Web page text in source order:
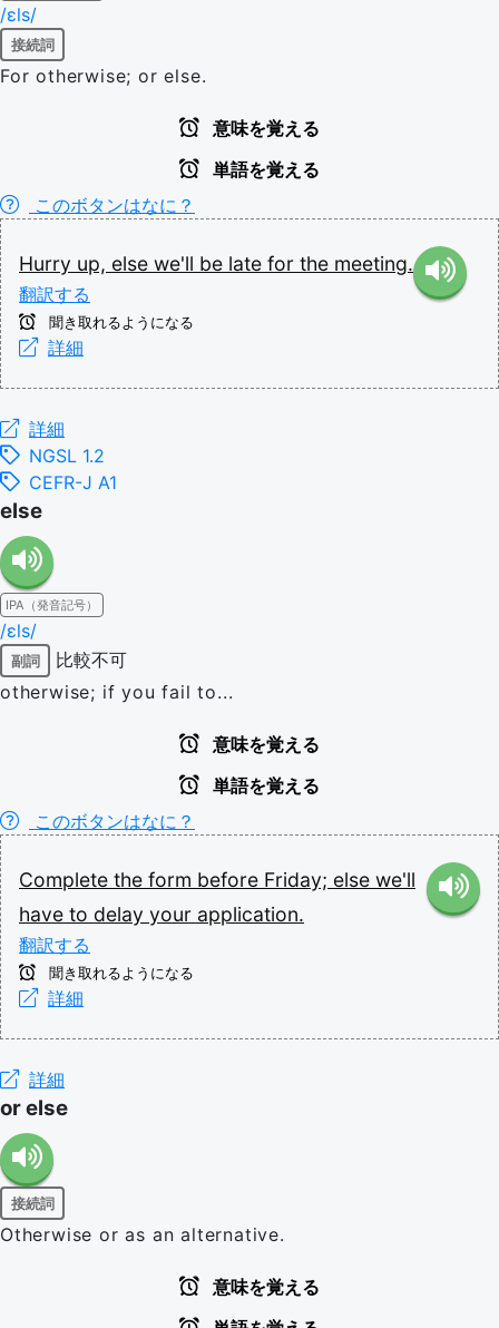
/ɛls/
接続詞
For otherwise; or else.
意味を覚える
単語を覚える
このボタンはなに？
Hurry up, else we'll be late for the meeting.
翻訳する
聞き取れるようになる
詳細
詳細
NGSL 1.2
CEFR-J A1
else
IPA（発音記号）
/ɛls/
副詞
比較不可
otherwise; if you fail to...
意味を覚える
単語を覚える
このボタンはなに？
Complete the form before Friday; else we'll
have to delay your application.
翻訳する
聞き取れるようになる
詳細
詳細
or else
接続詞
Otherwise or as an alternative.
意味を覚える